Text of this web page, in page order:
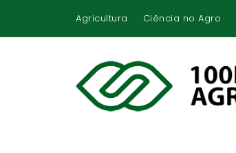
Agricultura Ciência no Agro